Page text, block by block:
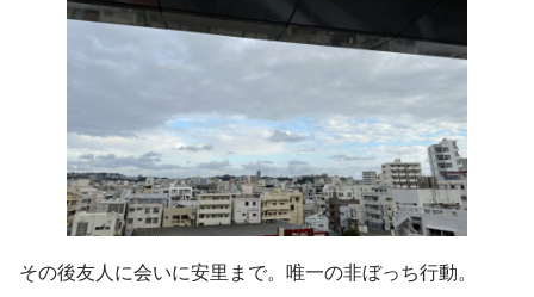
その後友人に会いに安里まで。唯一の非ぼっち行動。